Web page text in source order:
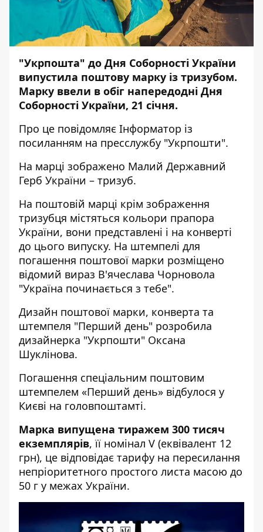
"Укрпошта" до Дня Соборності України
випустила поштову марку із тризубом.
Марку ввели в обіг напередодні Дня
Соборності України, 21 січня.
Про це повідомляє Інформатор із
посиланням на пресслужбу "Укрпошти".
На марці зображено Малий Державний
Герб України – тризуб.
На поштовій марці крім зображення
тризубця містяться кольори прапора
України, вони представлені і на конверті
до цього випуску. На штемпелі для
погашення поштової марки розміщено
відомий вираз В'ячеслава Чорновола
"Україна починається з тебе".
Дизайн поштової марки, конверта та
штемпеля "Перший день" розробила
дизайнерка "Укрпошти" Оксана
Шуклінова.
Погашення спеціальним поштовим
штемпелем «Перший день» відбулося у
Києві на головпоштамті.
Марка випущена тиражем 300 тисяч
екземплярів, її номінал V (еквівалент 12
грн), це відповідає тарифу на пересилання
непріоритетного простого листа масою до
50 г у межах України.